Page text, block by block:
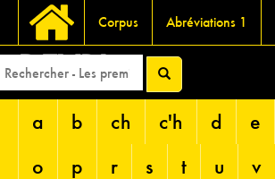
Corpus Abréviations 1
DEVRI
a b ch c'h d
e
o
p r s t u v